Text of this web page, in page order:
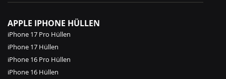
APPLE IPHONE HÜLLEN
iPhone 17 Pro Hüllen
iPhone 17 Hüllen
iPhone 16 Pro Hüllen
iPhone 16 Hüllen